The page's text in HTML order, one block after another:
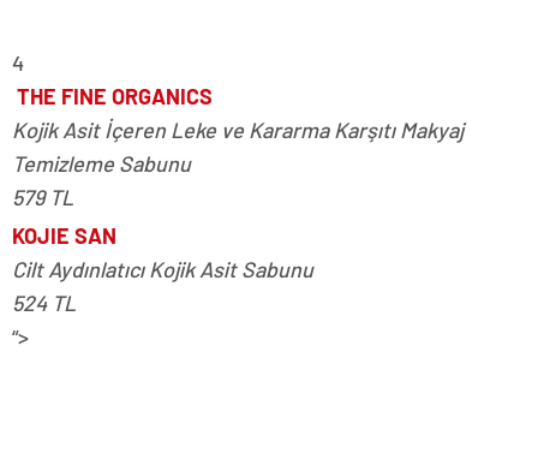
4
THE FINE ORGANICS
Kojik Asit İçeren Leke ve Kararma Karşıtı Makyaj
Temizleme Sabunu
579 TL
KOJIE SAN
Cilt Aydınlatıcı Kojik Asit Sabunu
524 TL
“>